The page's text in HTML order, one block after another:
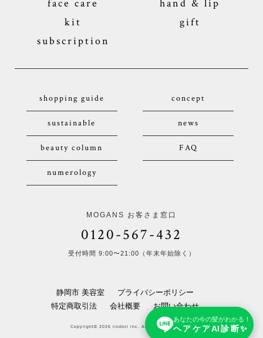
あなたの今の髪がわかる！
ヘアケアAI診断✨
face care
hand & lip
kit
gift
subscription
shopping guide concept
sustainable news
beauty column FAQ
numerology
MOGANS お客さま窓口
0120-567-432
受付時間 9:00〜21:00（年末年始除く）
静岡市 美容室
プライバシーポリシー
特定商取引法
会社概要 お問い合わせ
Copyright© 2026 irodori inc. All Rights Reserved.